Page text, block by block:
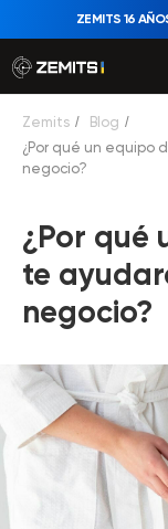
ZEMITS 16
Zemits / Blog /
¿Por qué un
negocio?
¿Por qué
te
negocio?